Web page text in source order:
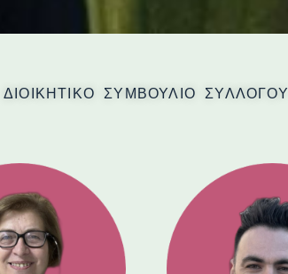
ΔΙΟΙΚΗΤΙΚΟ ΣΥΜΒΟΥΛΙΟ ΣΥΛΛΟΓΟΥ